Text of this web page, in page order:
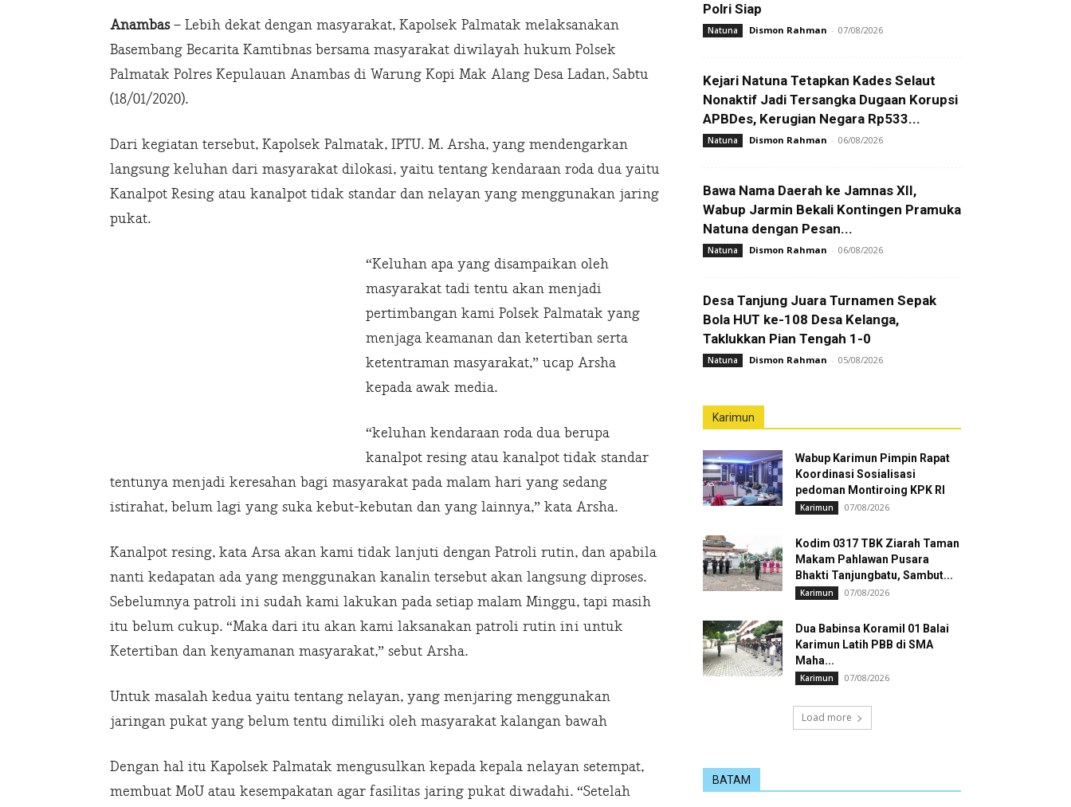
Anambas– Lebih dekat dengan masyarakat, Kapolsek Palmatak melaksanakan
Basembang Becarita Kamtibnas bersama masyarakat diwilayah hukum Polsek
Palmatak Polres Kepulauan Anambas di Warung Kopi Mak Alang Desa Ladan, Sabtu
(18/01/2020).
Dari kegiatan tersebut, Kapolsek Palmatak, IPTU. M. Arsha, yang mendengarkan
langsung keluhan dari masyarakat dilokasi, yaitu tentang kendaraan roda dua yaitu
Kanalpot Resing atau kanalpot tidak standar dan nelayan yang menggunakan jaring
pukat.
“Keluhan apa yang disampaikan oleh
masyarakat tadi tentu akan menjadi
pertimbangan kami Polsek Palmatak yang
menjaga keamanan dan ketertiban serta
ketentraman masyarakat,” ucap Arsha
kepada awak media.
“keluhan kendaraan roda dua berupa
kanalpot resing atau kanalpot tidak standar
tentunya menjadi keresahan bagi masyarakat pada malam hari yang sedang
istirahat, belum lagi yang suka kebut-kebutan dan yang lainnya,” kata Arsha.
Kanalpot resing, kata Arsa akan kami tidak lanjuti dengan Patroli rutin, dan apabila
nanti kedapatan ada yang menggunakan kanalin tersebut akan langsung diproses.
Sebelumnya patroli ini sudah kami lakukan pada setiap malam Minggu, tapi masih
itu belum cukup. “Maka dari itu akan kami laksanakan patroli rutin ini untuk
Ketertiban dan kenyamanan masyarakat,” sebut Arsha.
Untuk masalah kedua yaitu tentang nelayan, yang menjaring menggunakan
jaringan pukat yang belum tentu dimiliki oleh masyarakat kalangan bawah
Dengan hal itu Kapolsek Palmatak mengusulkan kepada kepala nelayan setempat,
membuat MoU atau kesempakatan agar fasilitas jaring pukat diwadahi. “Setelah
Polri Siap
Natuna Dismon Rahman - 07/08/2026
Kejari Natuna Tetapkan Kades Selaut
Nonaktif Jadi Tersangka Dugaan Korupsi
APBDes, Kerugian Negara Rp533...
Natuna Dismon Rahman - 06/08/2026
Bawa Nama Daerah ke Jamnas XII,
Wabup Jarmin Bekali Kontingen Pramuka
Natuna dengan Pesan...
Natuna Dismon Rahman - 06/08/2026
Desa Tanjung Juara Turnamen Sepak
Bola HUT ke-108 Desa Kelanga,
Taklukkan Pian Tengah 1-0
Natuna Dismon Rahman - 05/08/2026
Karimun
Wabup Karimun Pimpin Rapat
Koordinasi Sosialisasi
pedoman Montiroing KPK RI
Karimun 07/08/2026
Kodim 0317 TBK Ziarah Taman
Makam Pahlawan Pusara
Bhakti Tanjungbatu, Sambut...
Karimun 07/08/2026
Dua Babinsa Koramil 01 Balai
Karimun Latih PBB di SMA
Maha...
Karimun 07/08/2026
Load more
BATAM